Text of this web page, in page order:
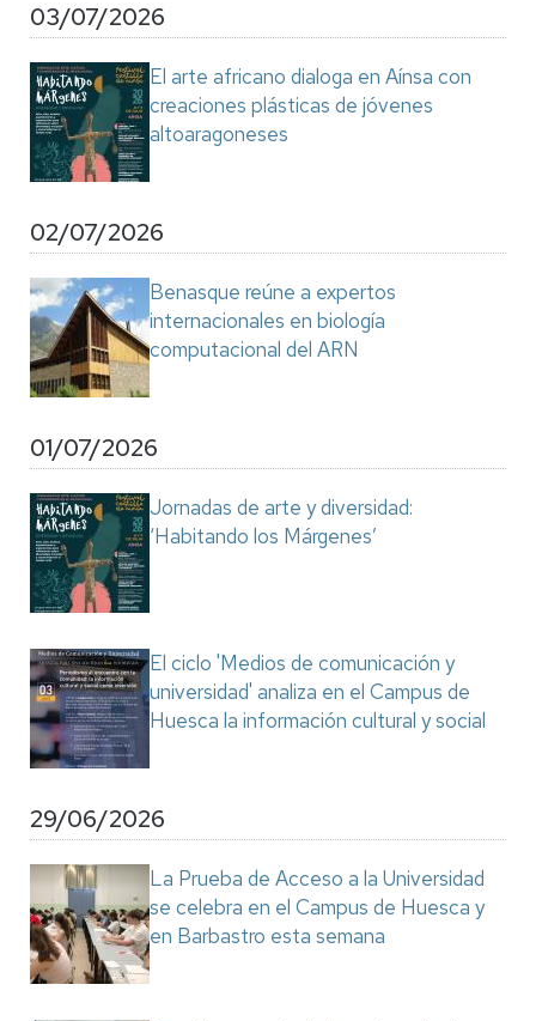
03/07/2026
El arte africano dialoga en Aínsa con
creaciones plásticas de jóvenes
altoaragoneses
02/07/2026
Benasque reúne a expertos
internacionales en biología
computacional del ARN
01/07/2026
Jornadas de arte y diversidad:
‘Habitando los Márgenes’
El ciclo 'Medios de comunicación y
universidad' analiza en el Campus de
Huesca la información cultural y social
29/06/2026
La Prueba de Acceso a la Universidad
se celebra en el Campus de Huesca y
en Barbastro esta semana